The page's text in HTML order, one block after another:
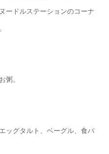
ードルステーションのコーナ
粥。
ッグタルト、ベーグル、食パ